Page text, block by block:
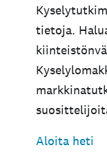
tietoja.
Aloita heti